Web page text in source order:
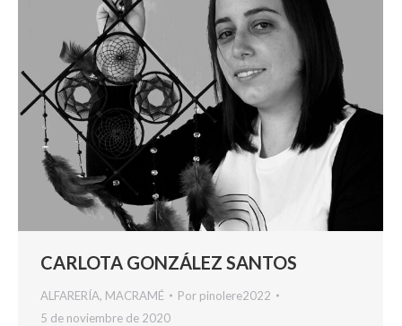
CARLOTA GONZÁLEZ SANTOS
ALFARERÍA, MACRAMÉ Por pinolere2022
5 de noviembre de 2020